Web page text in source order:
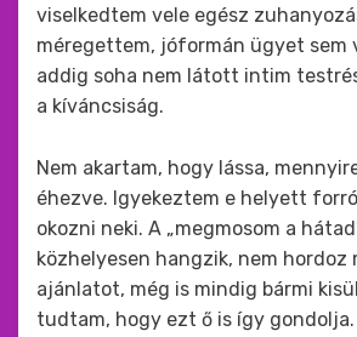
viselkedtem vele egész
méregettem, jóformán ügyet sem
addig soha nem látott intim
a kíváncsiság.
Nem akartam, hogy lássa,
éhezve. Igyekeztem e helyett
okozni neki. A „megmosom a
közhelyesen hangzik, nem hordoz
ajánlatot, még is mindig bármi
tudtam, hogy ezt ő is így